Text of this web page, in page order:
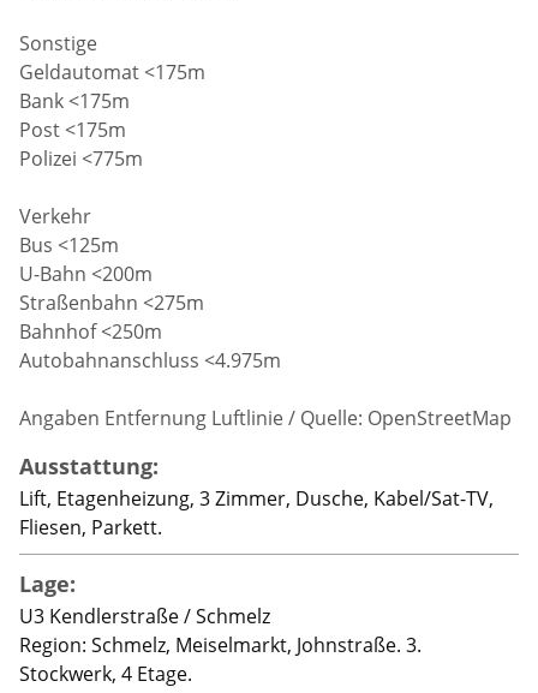
Sonstige
Geldautomat <175m
Bank <175m
Post <175m
Polizei <775m
Verkehr
Bus <125m
U-Bahn <200m
Straßenbahn <275m
Bahnhof <250m
Autobahnanschluss <4.975m
Angaben Entfernung Luftlinie / Quelle: OpenStreetMap
Ausstattung:
Lift, Etagenheizung, 3 Zimmer, Dusche, Kabel/Sat-TV,
Fliesen, Parkett.
Lage:
U3 Kendlerstraße / Schmelz
Region: Schmelz, Meiselmarkt, Johnstraße. 3.
Stockwerk, 4 Etage.